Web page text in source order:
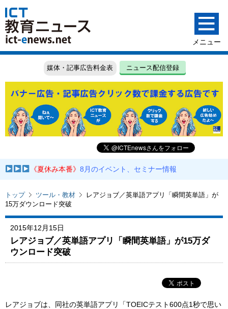
媒体・記事広告料金表 ニュース配信登録
《夏休み本番》8月のイベント、セミナー情報
トップ ツール・教材
レアジョブ／英単語アプリ「瞬間英単語」が
15万ダウンロード突破
2015年12月15日
レアジョブ／英単語アプリ「瞬間英単語」が15万ダ
ウンロード突破
レアジョブは、同社の英単語アプリ「TOEICテスト600点1秒で思い